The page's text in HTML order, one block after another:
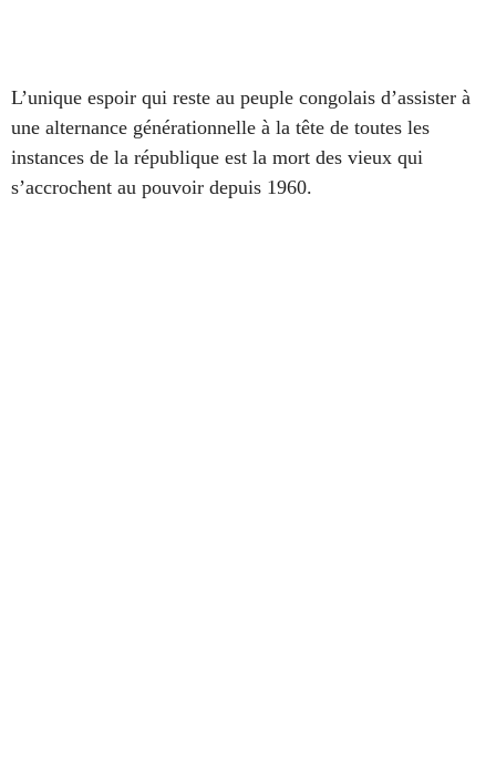
L’unique espoir qui reste au peuple congolais d’assister à
une alternance générationnelle à la tête de toutes les
instances de la république est la mort des vieux qui
s’accrochent au pouvoir depuis 1960.